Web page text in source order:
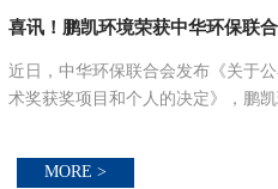
喜讯！鹏凯环境荣获中华环保联
近日，中华环保联合会发布《关于
术奖获奖项目和个人的决定》，鹏
MORE >